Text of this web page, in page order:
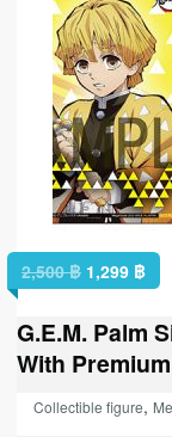
2,500฿ 1,299 ฿
G.E.M. Palm
With
Collectible figure,